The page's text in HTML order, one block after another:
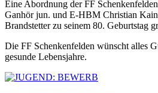
Eine Abordnung der FF
Ganhör jun. und E-HBM Christian
Brandstetter zu seinem 80. Geburtstag
Die FF Schenkenfelden wünscht alles
gesunde Lebensjahre.